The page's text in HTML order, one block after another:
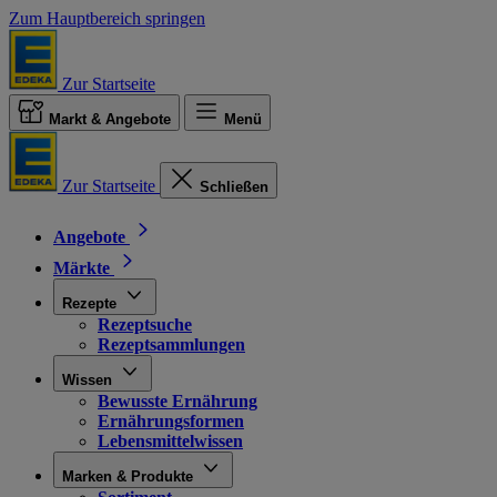
Zum Hauptbereich springen
Zur Startseite
Markt & Angebote Menü
Zur Startseite Schließen
Angebote
Märkte
Rezepte
Rezeptsuche
Rezeptsammlungen
Wissen
Bewusste Ernährung
Ernährungsformen
Lebensmittelwissen
Marken & Produkte